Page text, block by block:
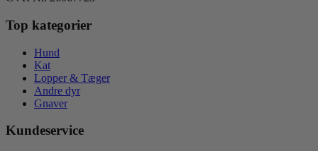
Top kategorier
Hund
Kat
Lopper & Tæger
Andre dyr
Gnaver
Kundeservice